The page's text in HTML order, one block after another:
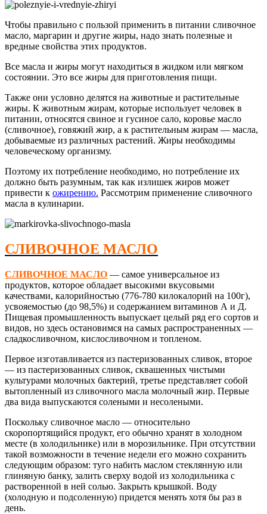
Чтобы правильно с пользой применить в питании сливочное
масло, маргарин и другие жиры, надо знать полезные и
вредные свойства этих продуктов.
Все масла и жиры могут находиться в жидком или мягком
состоянии. Это все жиры для приготовления пищи.
Также они условно делятся на животные и растительные
жиры. К животным жирам, которые использует человек в
питании, относятся свиное и гусиное сало, коровье масло
(сливочное), говяжий жир, а к растительным жирам — масла,
добываемые из различных растений. Жиры необходимы
человеческому организму.
Поэтому их потребление необходимо, но потребление их
должно быть разумным, так как излишек жиров может
привести к ожирению. Рассмотрим применение сливочного
масла в кулинарии.
СЛИВОЧНОЕ МАСЛО
СЛИВОЧНОЕ МАСЛО — самое универсальное из
продуктов, которое обладает высокими вкусовыми
качествами, калорийностью (776-780 килокалорий на 100г),
усвояемостью (до 98,5%) и содержанием витаминов А и Д.
Пищевая промышленность выпускает целый ряд его сортов и
видов, но здесь остановимся на самых распространенных —
сладкосливочном, кислосливочном и топленом.
Первое изготавливается из пастеризованных сливок, второе
— из пастеризованных сливок, сквашенных чистыми
культурами молочных бактерий, третье представляет собой
вытопленный из сливочного масла молочный жир. Первые
два вида выпускаются солеными и несолеными.
Поскольку сливочное масло — относительно
скоропортящийся продукт, его обычно хранят в холодном
месте (в холодильнике) или в морозильнике. При отсутствии
такой возможности в течение недели его можно сохранить
следующим образом: туго набить маслом стеклянную или
глиняную банку, залить сверху водой из холодильника с
растворенной в ней солью. Закрыть крышкой. Воду
(холодную и подсоленную) придется менять хотя бы раз в
день.